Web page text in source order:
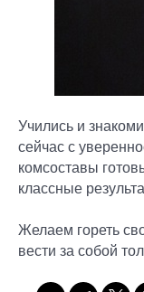
Учились и
сейчас с
комсоставы
классные
Желаем гореть
вести за собой